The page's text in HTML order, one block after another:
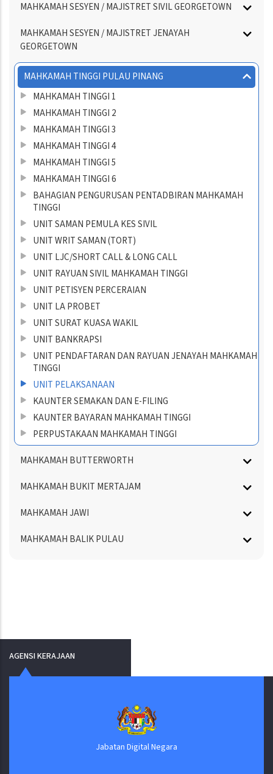
MAHKAMAH SESYEN / MAJISTRET SIVIL GEORGETOWN
MAHKAMAH SESYEN / MAJISTRET JENAYAH
GEORGETOWN
MAHKAMAH TINGGI PULAU PINANG
MAHKAMAH TINGGI 1
MAHKAMAH TINGGI 2
MAHKAMAH TINGGI 3
MAHKAMAH TINGGI 4
MAHKAMAH TINGGI 5
MAHKAMAH TINGGI 6
BAHAGIAN PENGURUSAN PENTADBIRAN MAHKAMAH
TINGGI
UNIT SAMAN PEMULA KES SIVIL
UNIT WRIT SAMAN (TORT)
UNIT LJC/SHORT CALL & LONG CALL
UNIT RAYUAN SIVIL MAHKAMAH TINGGI
UNIT PETISYEN PERCERAIAN
UNIT LA PROBET
UNIT SURAT KUASA WAKIL
UNIT BANKRAPSI
UNIT PENDAFTARAN DAN RAYUAN JENAYAH MAHKAMAH
TINGGI
UNIT PELAKSANAAN
KAUNTER SEMAKAN DAN E-FILING
KAUNTER BAYARAN MAHKAMAH TINGGI
PERPUSTAKAAN MAHKAMAH TINGGI
MAHKAMAH BUTTERWORTH
MAHKAMAH BUKIT MERTAJAM
MAHKAMAH JAWI
MAHKAMAH BALIK PULAU
AGENSI KERAJAAN
Jabatan Digital Negara